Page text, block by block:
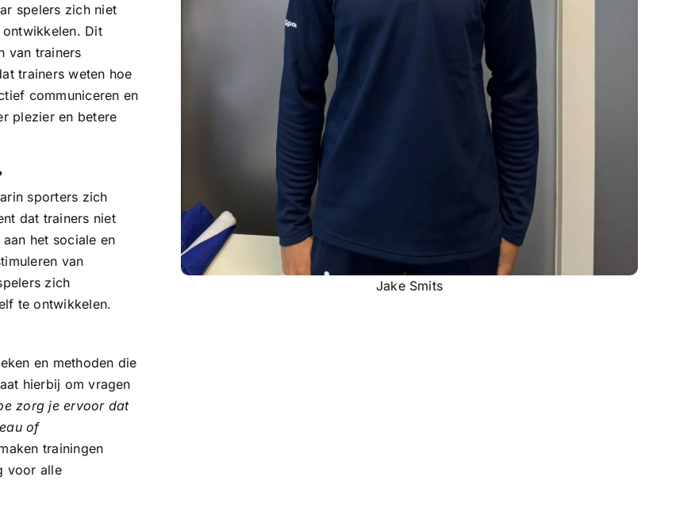
spelers zich niet
Dit
van trainers
trainers weten hoe
communiceren en
plezier en betere
sporters zich
dat trainers niet
het sociale en
van
zich
te ontwikkelen.
en methoden die
hierbij om vragen
zorg je ervoor dat
of
trainingen
voor alle
Jake Smits